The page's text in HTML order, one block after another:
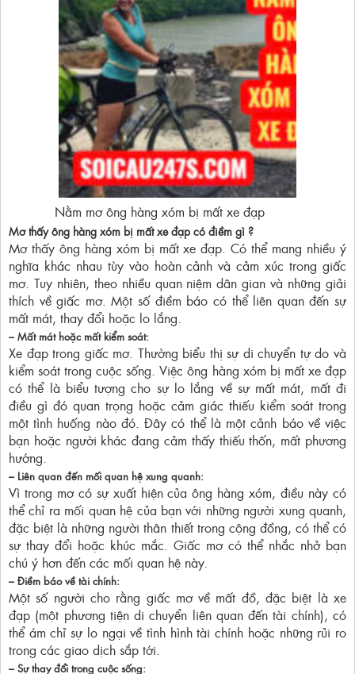
Nằm mơ ông hàng xóm bị mất xe đạp
Mơ thấy ông hàng xóm bị mất xe đạp có điềm gì ?
Mơ thấy ông hàng xóm bị mất xe đạp. Có thể mang nhiều ý
nghĩa khác nhau tùy vào hoàn cảnh và cảm xúc trong giấc
mơ. Tuy nhiên, theo nhiều quan niệm dân gian và những giải
thích về giấc mơ. Một số điềm báo có thể liên quan đến sự
mất mát, thay đổi hoặc lo lắng.
– Mất mát hoặc mất kiểm soát:
Xe đạp trong giấc mơ. Thường biểu thị sự di chuyển tự do và
kiểm soát trong cuộc sống. Việc ông hàng xóm bị mất xe đạp
có thể là biểu tượng cho sự lo lắng về sự mất mát, mất đi
điều gì đó quan trọng hoặc cảm giác thiếu kiểm soát trong
một tình huống nào đó. Đây có thể là một cảnh báo về việc
bạn hoặc người khác đang cảm thấy thiếu thốn, mất phương
hướng.
– Liên quan đến mối quan hệ xung quanh:
Vì trong mơ có sự xuất hiện của ông hàng xóm, điều này có
thể chỉ ra mối quan hệ của bạn với những người xung quanh,
đặc biệt là những người thân thiết trong cộng đồng, có thể có
sự thay đổi hoặc khúc mắc. Giấc mơ có thể nhắc nhở bạn
chú ý hơn đến các mối quan hệ này.
– Điềm báo về tài chính:
Một số người cho rằng giấc mơ về mất đồ, đặc biệt là xe
đạp (một phương tiện di chuyển liên quan đến tài chính), có
thể ám chỉ sự lo ngại về tình hình tài chính hoặc những rủi ro
trong các giao dịch sắp tới.
– Sự thay đổi trong cuộc sống: